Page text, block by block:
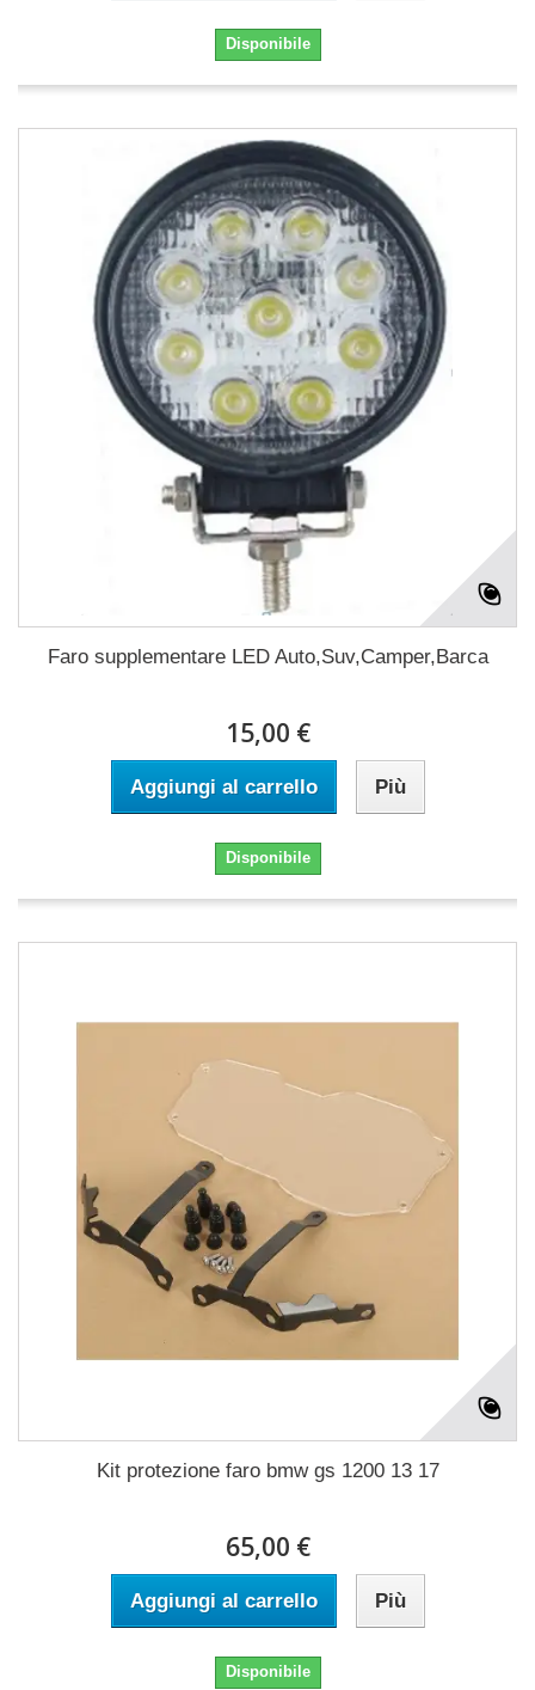
Disponibile
Faro supplementare LED Auto,Suv,Camper,Barca
15,00 €
Aggiungi al carrello Più
Disponibile
Kit protezione faro bmw gs 1200 13 17
65,00 €
Aggiungi al carrello Più
Disponibile